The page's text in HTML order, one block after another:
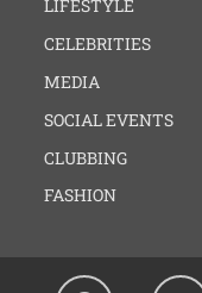
LIFESTYLE
CELEBRITIES
MEDIA
SOCIAL EVENTS
CLUBBING
FASHION